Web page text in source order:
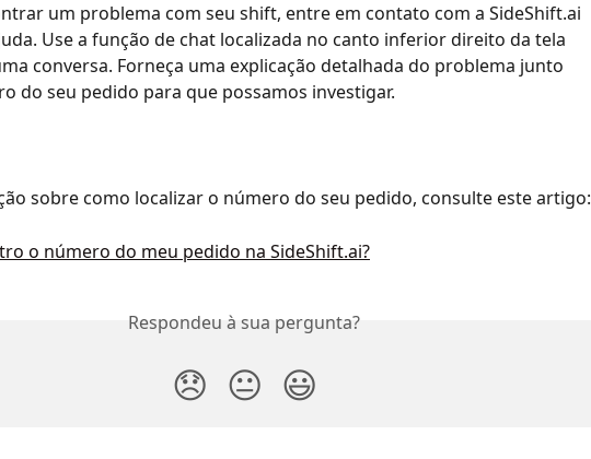
um problema com seu shift, entre em contato com a SideShift.ai
Use a função de chat localizada no canto inferior direito da tela
conversa. Forneça uma explicação detalhada do problema junto
do seu pedido para que possamos investigar.
sobre como localizar o número do seu pedido, consulte este artigo:
o número do meu pedido na SideShift.ai?
Respondeu à sua pergunta?
😞 😐 😃